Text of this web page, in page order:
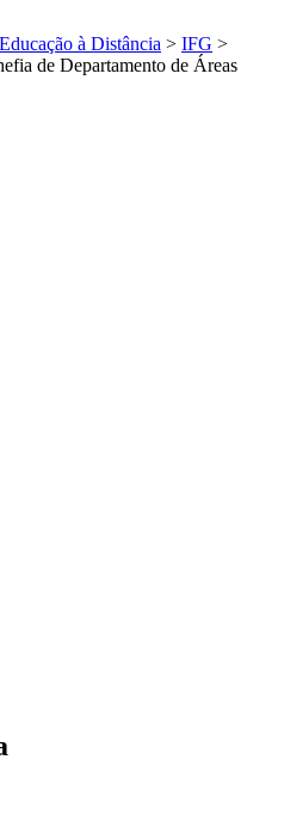
Educação à Distância > IFG >
de Departamento de Áreas